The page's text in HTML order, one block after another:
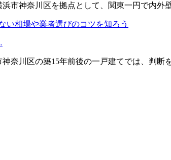
市神奈川区を拠点として、関東一円で内外
奈川区の築15年前後の一戸建てでは、判断